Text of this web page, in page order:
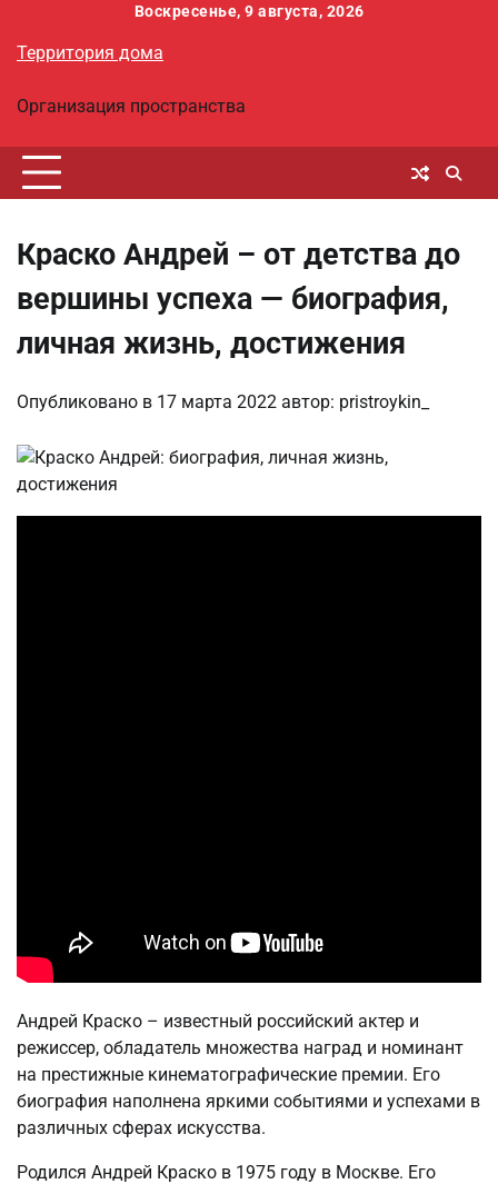
содержимому
Воскресенье, 9 августа, 2026
Территория дома
Организация пространства
Краско Андрей – от детства до
вершины успеха — биография,
личная жизнь, достижения
Опубликовано в 17 марта 2022 автор: pristroykin_
Андрей Краско – известный российский актер и
режиссер, обладатель множества наград и номинант
на престижные кинематографические премии. Его
биография наполнена яркими событиями и успехами в
различных сферах искусства.
Родился Андрей Краско в 1975 году в Москве. Его